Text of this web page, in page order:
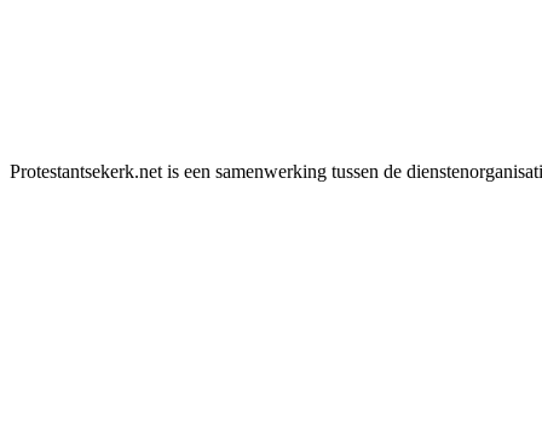
Protestantsekerk.net is een samenwerking tussen de